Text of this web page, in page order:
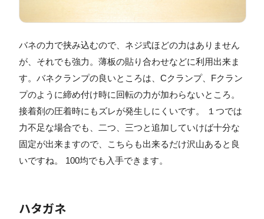
バネの力で挟み込むので、ネジ式ほどの力はありません
が、それでも強力。薄板の貼り合わせなどに利用出来ま
す。バネクランプの良いところは、Cクランプ、Fクラン
プのように締め付け時に回転の力が加わらないところ。
接着剤の圧着時にもズレが発生しにくいです。 １つでは
力不足な場合でも、二つ、三つと追加していけば十分な
固定が出来ますので、こちらも出来るだけ沢山あると良
いですね。 100均でも入手できます。
ハタガネ